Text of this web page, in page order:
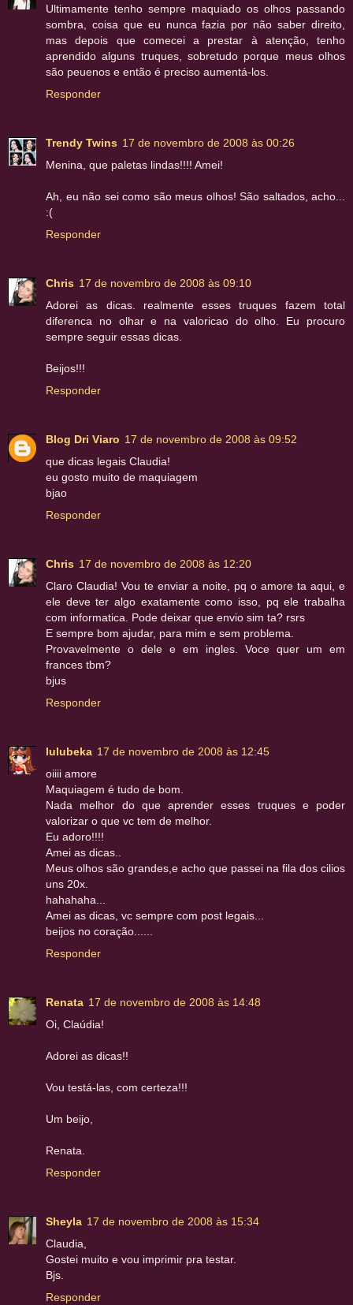
Ultimamente tenho sempre maquiado os olhos passando
sombra, coisa que eu nunca fazia por não saber direito,
mas depois que comecei a prestar à atenção, tenho
aprendido alguns truques, sobretudo porque meus olhos
são peuenos e então é preciso aumentá-los.
Responder
Trendy Twins 17 de novembro de 2008 às 00:26
Menina, que paletas lindas!!!! Amei!
Ah, eu não sei como são meus olhos! São saltados, acho...
:(
Responder
Chris 17 de novembro de 2008 às 09:10
Adorei as dicas. realmente esses truques fazem total
diferenca no olhar e na valoricao do olho. Eu procuro
sempre seguir essas dicas.
Beijos!!!
Responder
Blog Dri Viaro 17 de novembro de 2008 às 09:52
que dicas legais Claudia!
eu gosto muito de maquiagem
bjao
Responder
Chris 17 de novembro de 2008 às 12:20
Claro Claudia! Vou te enviar a noite, pq o amore ta aqui, e
ele deve ter algo exatamente como isso, pq ele trabalha
com informatica. Pode deixar que envio sim ta? rsrs
E sempre bom ajudar, para mim e sem problema.
Provavelmente o dele e em ingles. Voce quer um em
frances tbm?
bjus
Responder
lulubeka 17 de novembro de 2008 às 12:45
oiiii amore
Maquiagem é tudo de bom.
Nada melhor do que aprender esses truques e poder
valorizar o que vc tem de melhor.
Eu adoro!!!!
Amei as dicas..
Meus olhos são grandes,e acho que passei na fila dos cilios
uns 20x.
hahahaha...
Amei as dicas, vc sempre com post legais...
beijos no coração......
Responder
Renata 17 de novembro de 2008 às 14:48
Oi, Claúdia!
Adorei as dicas!!
Vou testá-las, com certeza!!!
Um beijo,
Renata.
Responder
Sheyla 17 de novembro de 2008 às 15:34
Claudia,
Gostei muito e vou imprimir pra testar.
Bjs.
Responder